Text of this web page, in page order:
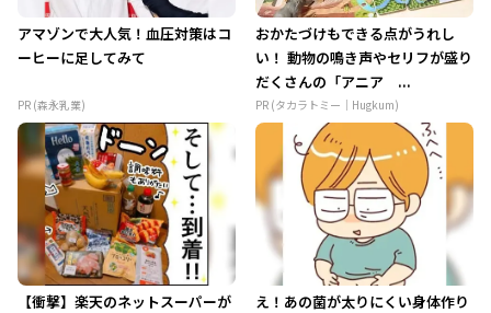
アマゾンで大人気！血圧対策はコ
ーヒーに足してみて
PR (森永乳業)
おかたづけもできる点がうれし
い！ 動物の鳴き声やセリフが盛り
だくさんの「アニア ...
PR (タカラトミー｜Hugkum)
【衝撃】楽天のネットスーパーが
え！あの菌が太りにくい身体作り